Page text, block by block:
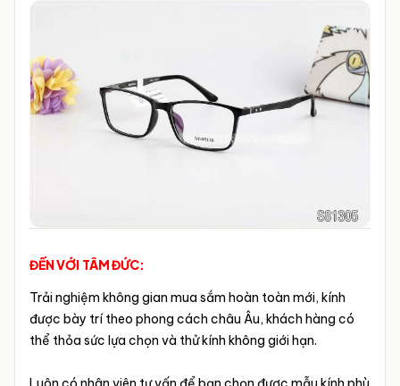
ĐẾN VỚI TÂM ĐỨC:
Trải nghiệm không gian mua sắm hoàn toàn mới, kính
được bày trí theo phong cách châu Âu, khách hàng có
thể thỏa sức lựa chọn và thử kính không giới hạn.